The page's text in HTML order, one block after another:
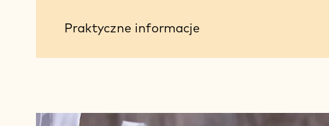
Praktyczne
Praktyczne informacje